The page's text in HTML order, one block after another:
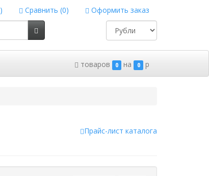
) Сравнить (0) Оформить заказ
товаров 0 на 0 p
Прайс-лист каталога